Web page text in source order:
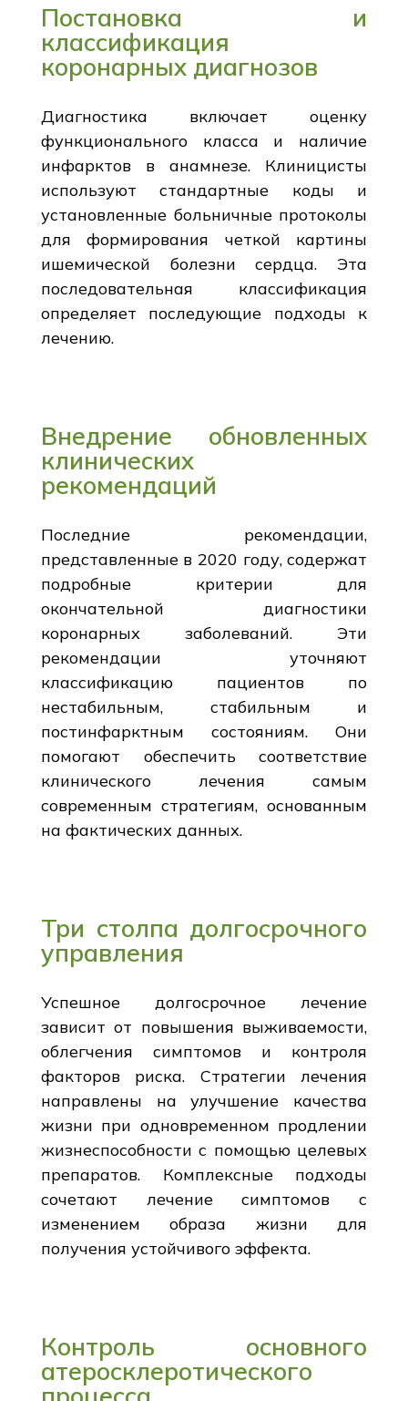
Постановка и
классификация
коронарных диагнозов
Диагностика включает оценку
функционального класса и наличие
инфарктов в анамнезе. Клиницисты
используют стандартные коды и
установленные больничные протоколы
для формирования четкой картины
ишемической болезни сердца. Эта
последовательная классификация
определяет последующие подходы к
лечению.
Внедрение обновленных
клинических
рекомендаций
Последние рекомендации,
представленные в 2020 году, содержат
подробные критерии для
окончательной диагностики
коронарных заболеваний. Эти
рекомендации уточняют
классификацию пациентов по
нестабильным, стабильным и
постинфарктным состояниям. Они
помогают обеспечить соответствие
клинического лечения самым
современным стратегиям, основанным
на фактических данных.
Три столпа долгосрочного
управления
Успешное долгосрочное лечение
зависит от повышения выживаемости,
облегчения симптомов и контроля
факторов риска. Стратегии лечения
направлены на улучшение качества
жизни при одновременном продлении
жизнеспособности с помощью целевых
препаратов. Комплексные подходы
сочетают лечение симптомов с
изменением образа жизни для
получения устойчивого эффекта.
Контроль основного
атеросклеротического